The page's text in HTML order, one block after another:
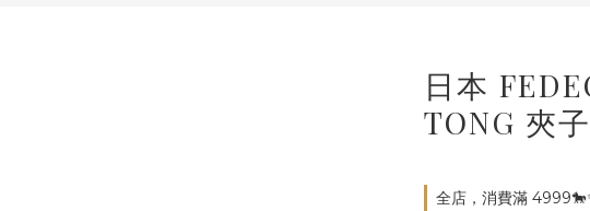
日本
TONG 夾
全店，消費滿